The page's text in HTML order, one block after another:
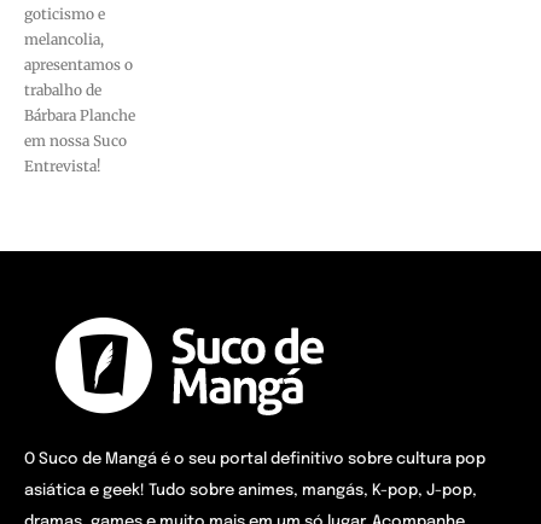
goticismo e
melancolia,
apresentamos o
trabalho de
Bárbara Planche
em nossa Suco
Entrevista!
O Suco de Mangá é o seu portal definitivo sobre cultura pop
asiática e geek! Tudo sobre animes, mangás, K-pop, J-pop,